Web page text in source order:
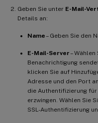
Geben Sie unter E-Mail-
Details an:
Name– Geben Sie den
E-Mail-Server– Wählen
Benachrichtigung
klicken Sie auf
Adresse und den Port
die Authentifizierung
erzwingen. Wählen Sie
SSL-Authentifizierung